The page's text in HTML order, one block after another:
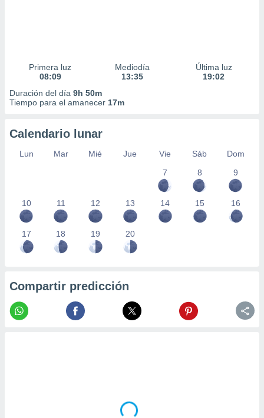
Primera luz
08:09
Mediodía
13:35
Última luz
19:02
Duración del día 9h 50m
Tiempo para el amanecer 17m
Calendario lunar
Lun Mar Mié Jue Vie Sáb
Dom
7
8 9
10 11 12 13 14 15 16
17 18 19 20
Compartir predicción